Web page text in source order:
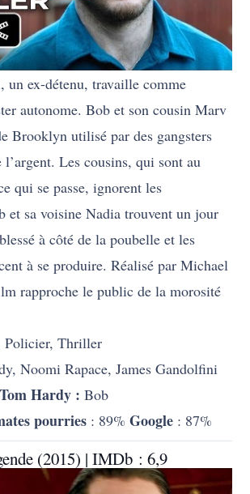
un ex-détenu, travaille comme
autonome. Bob et son cousin Marv
Brooklyn utilisé par des gangsters
Les cousins, qui sont au
qui se passe, ignorent les
et sa voisine Nadia trouvent un jour
à côté de la poubelle et les
à se produire. Réalisé par Michael
rapproche le public de la morosité
Policier, Thriller
Noomi Rapace, James Gandolfini
Hardy : Bob
pourries : 89%Google : 87%
(2015) | IMDb : 6,9